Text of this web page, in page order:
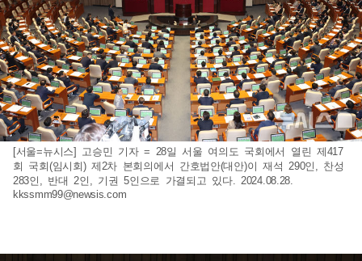
[서울=뉴시스] 고승민 기자 = 28일 서울 여의도 국회에서 열린 제417
회 국회(임시회) 제2차 본회의에서 간호법안(대안)이 재석 290인, 찬성
283인, 반대 2인, 기권 5인으로 가결되고 있다. 2024.08.28.
kkssmm99@newsis.com